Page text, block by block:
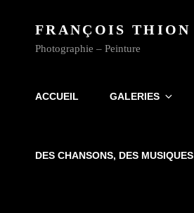
FRANÇOIS THION
Photographie – Peinture
ACCUEIL GALERIES
DES CHANSONS, DES MUSIQUES